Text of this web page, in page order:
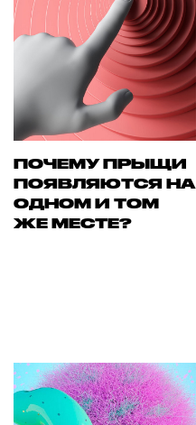
ПОЧЕМУ ПРЫЩИ
ПОЯВЛЯЮТСЯ НА
ОДНОМ И ТОМ
ЖЕ МЕСТЕ?